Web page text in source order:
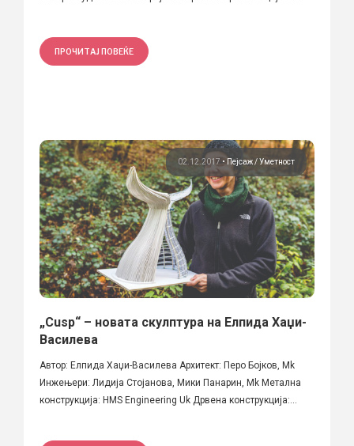
ПРОЧИТАЈ ПОВЕЌЕ
02.12.2017 • Пејсаж Уметност
„Cusp“ – новата скулптура на Елпида Хаџи-
Василева
Автор: Елпида Хаџи-Василева Архитект: Перо Бојков, Mk
Инжењери: Лидија Стојанова, Мики Панарин, Mk Метална
конструкција: HMS Engineering Uk Дрвена конструкција:...